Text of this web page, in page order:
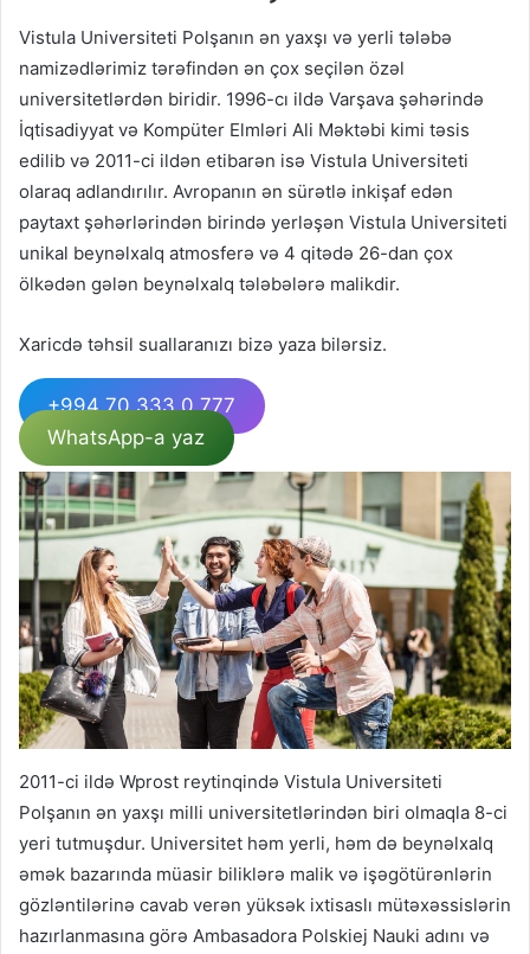
Vistula Universiteti Polşanın ən yaxşı və yerli tələbə
namizədlərimiz tərəfindən ən çox seçilən özəl
universitetlərdən biridir. 1996-cı ildə Varşava şəhərində
İqtisadiyyat və Kompüter Elmləri Ali Məktəbi kimi təsis
edilib və 2011-ci ildən etibarən isə Vistula Universiteti
olaraq adlandırılır. Avropanın ən sürətlə inkişaf edən
paytaxt şəhərlərindən birində yerləşən Vistula Universiteti
unikal beynəlxalq atmosferə və 4 qitədə 26-dan çox
ölkədən gələn beynəlxalq tələbələrə malikdir.
Xaricdə təhsil suallaranızı bizə yaza bilərsiz.
+994 70 333 0 777
WhatsApp-a yaz
2011-ci ildə Wprost reytinqində Vistula Universiteti
Polşanın ən yaxşı milli universitetlərindən biri olmaqla 8-ci
yeri tutmuşdur. Universitet həm yerli, həm də beynəlxalq
əmək bazarında müasir biliklərə malik və işəgötürənlərin
gözləntilərinə cavab verən yüksək ixtisaslı mütəxəssislərin
hazırlanmasına görə Ambasadora Polskiej Nauki adını və